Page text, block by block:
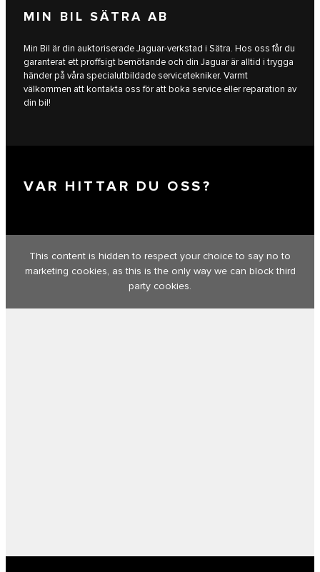
MIN BIL SÄTRA AB
Min Bil är din auktoriserade Jaguar-verkstad i Sätra. Hos oss får du
garanterat ett proffsigt bemötande och din Jaguar är alltid i trygga
händer på våra specialutbildade servicetekniker. Varmt
välkommen att kontakta oss för att boka service eller reparation av
din bil!
VAR HITTAR DU OSS?
This content is hidden to respect your choice to say no to
marketing cookies, as this is the only way we can block third
party cookies.